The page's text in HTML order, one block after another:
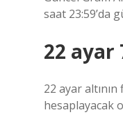
saat 23:59’da
22 ayar
22 ayar
hesaplayacak